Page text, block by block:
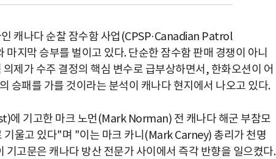
캐나다 순찰 잠수함 사업(CPSP·Canadian Patrol
지막 승부를 벌이고 있다. 단순한 잠수함 판매 경쟁이 아니
제가 수주 결정의 핵심 변수로 급부상하면서, 한화오션이 어
승패를 가를 것이라는 분석이 캐나다 현지에서 나오고 있다.
에 기고한 마크 노먼(Mark Norman) 전 캐나다 해군 부참모
울고 있다"며 "이는 마크 카니(Mark Carney) 총리가 천명
고문은 캐나다 방산 전문가 사이에서 즉각 반향을 일으켰다.